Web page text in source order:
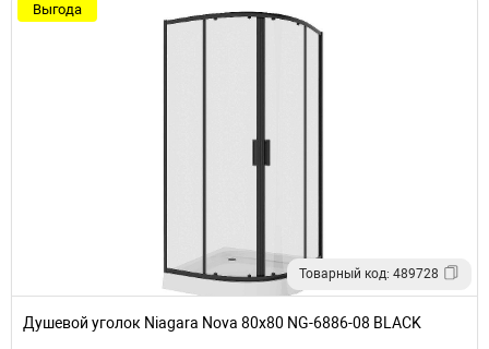
Выгода
Товарный код: 489728
Душевой уголок Niagara Nova 80х80 NG-6886-08 BLACK